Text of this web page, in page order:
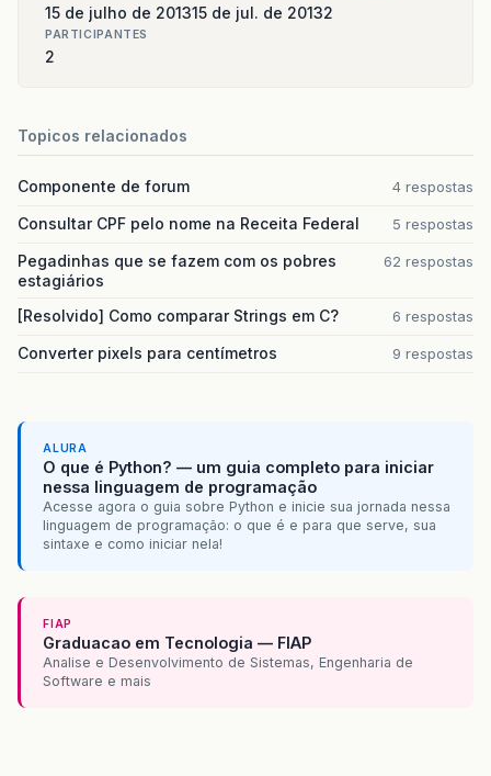
15 de julho de 201315 de jul. de 20132
PARTICIPANTES
2
Topicos relacionados
Componente de forum 4 respostas
Consultar CPF pelo nome na Receita Federal 5 respostas
Pegadinhas que se fazem com os pobres
estagiários
62 respostas
[Resolvido] Como comparar Strings em C? 6 respostas
Converter pixels para centímetros 9 respostas
ALURA
O que é Python? — um guia completo para iniciar
nessa linguagem de programação
Acesse agora o guia sobre Python e inicie sua jornada nessa
linguagem de programação: o que é e para que serve, sua
sintaxe e como iniciar nela!
FIAP
Graduacao em Tecnologia — FIAP
Analise e Desenvolvimento de Sistemas, Engenharia de
Software e mais